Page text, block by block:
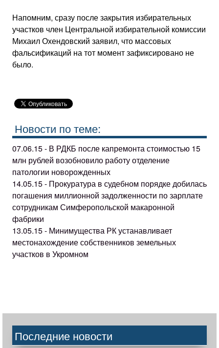
Напомним, сразу после закрытия избирательных
участков член Центральной избирательной комиссии
Михаил Охендовский заявил, что массовых
фальсификаций на тот момент зафиксировано не
было.
Новости по теме:
07.06.15 - В РДКБ после капремонта стоимостью 15
млн рублей возобновило работу отделение
патологии новорожденных
14.05.15 - Прокуратура в судебном порядке добилась
погашения миллионной задолженности по зарплате
сотрудникам Симферопольской макаронной
фабрики
13.05.15 - Минимущества РК устанавливает
местонахождение собственников земельных
участков в Укромном
Последние новости